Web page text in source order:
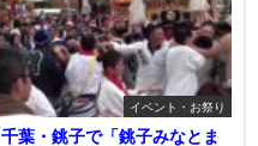
イベント・お祭り
千葉・銚子で「銚子みなとま